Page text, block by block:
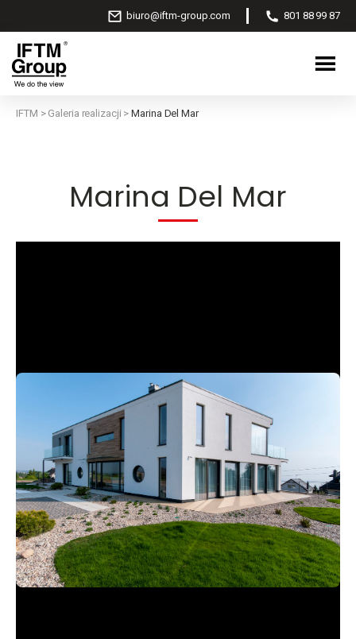
biuro@iftm-group.com 801 88 99 87
IFTM > Galeria realizacji >Marina Del Mar
Marina Del Mar